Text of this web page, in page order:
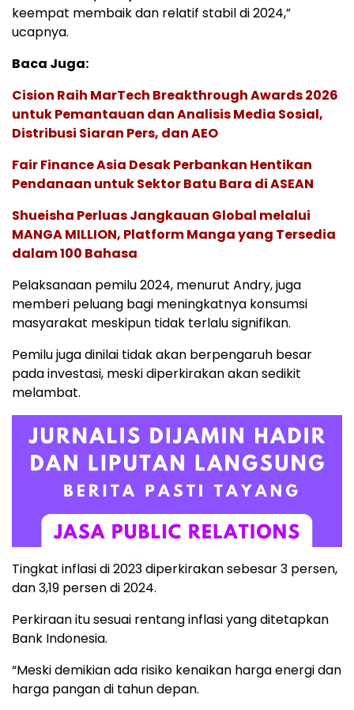
keempat membaik dan relatif stabil di 2024,”
ucapnya.
Baca Juga:
Cision Raih MarTech Breakthrough Awards 2026
untuk Pemantauan dan Analisis Media Sosial,
Distribusi Siaran Pers, dan AEO
Fair Finance Asia Desak Perbankan Hentikan
Pendanaan untuk Sektor Batu Bara di ASEAN
Shueisha Perluas Jangkauan Global melalui
MANGA MILLION, Platform Manga yang Tersedia
dalam 100 Bahasa
Pelaksanaan pemilu 2024, menurut Andry, juga
memberi peluang bagi meningkatnya konsumsi
masyarakat meskipun tidak terlalu signifikan.
Pemilu juga dinilai tidak akan berpengaruh besar
pada investasi, meski diperkirakan akan sedikit
melambat.
Tingkat inflasi di 2023 diperkirakan sebesar 3 persen,
dan 3,19 persen di 2024.
Perkiraan itu sesuai rentang inflasi yang ditetapkan
Bank Indonesia.
“Meski demikian ada risiko kenaikan harga energi dan
harga pangan di tahun depan.